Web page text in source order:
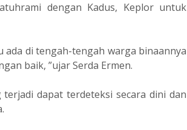
dengan Kadus, Keplor untuk
ada di tengah-tengah warga binaannya
baik, ”ujar Serda Ermen.
dapat terdeteksi secara dini dan